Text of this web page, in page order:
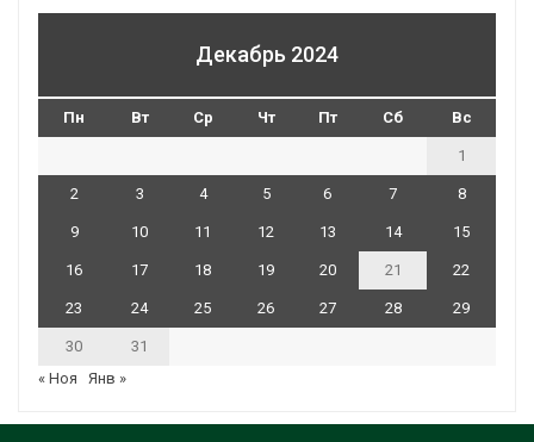
Декабрь 2024
Пн Вт Ср Чт Пт Сб Вс
1
2 3 4 5 6 7 8
9 10 11 12 13 14 15
16 17 18 19 20 21 22
23 24 25 26 27 28 29
30
31
« Ноя
Янв »